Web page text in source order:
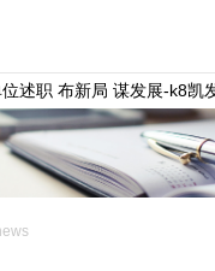
述职 布新局 谋发展-k8凯